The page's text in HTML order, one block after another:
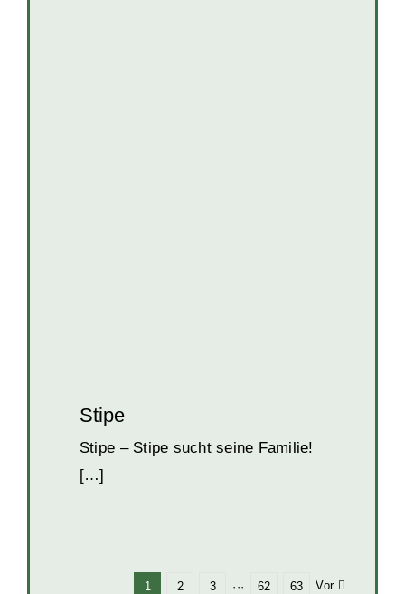
Stipe
Stipe – Stipe sucht seine Familie!
[…]
1 2 3 ··· 62 63 Vor